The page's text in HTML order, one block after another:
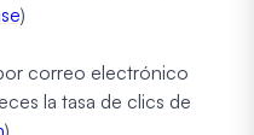
)
correo electrónico
la tasa de clics de
)